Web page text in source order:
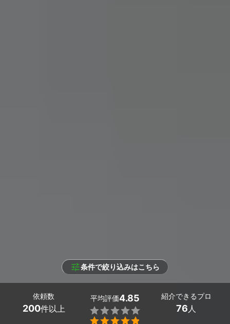
条件で絞り込みはこちら
依頼数
200件以上
平均評価4.85


紹介できるプロ
76人